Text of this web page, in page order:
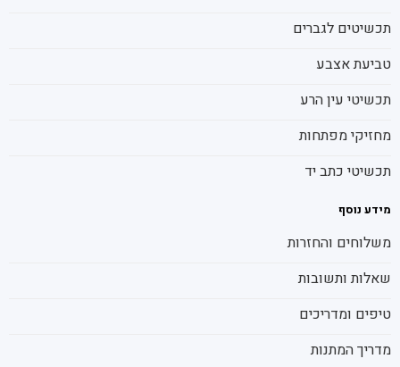
תכשיטים לגברים
טביעת אצבע
תכשיטי עין הרע
מחזיקי מפתחות
תכשיטי כתב יד
מידע נוסף
משלוחים והחזרות
שאלות ותשובות
טיפים ומדריכים
מדריך המתנות